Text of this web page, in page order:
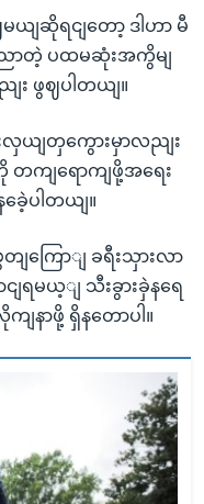
ျဆိုရငျတော့ ဒါဟာ မီ
ာတဲ့ ပထမဆုံးအကွိမျ
း ဖွဈပါတယျ။
ယျတှကွေားမှာလညျး
တကျရောကျဖို့အရေး
ေဲ့ပါတယျ။
ျကြောျ ခရီးသှားလာ
ျရမယ့ျ သီးခွားခှဲနရေ
နာဖို့ ရှိနတောပါ။